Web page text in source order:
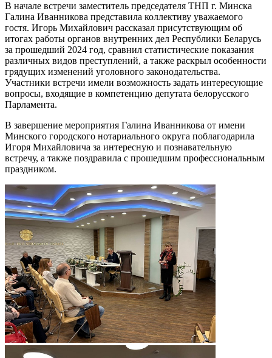
В начале встречи заместитель председателя ТНП г. Минска
Галина Иванникова представила коллективу уважаемого
гостя. Игорь Михайлович рассказал присутствующим об
итогах работы органов внутренних дел Республики Беларусь
за прошедший 2024 год, сравнил статистические показания
различных видов преступлений, а также раскрыл особенности
грядущих изменений уголовного законодательства.
Участники встречи имели возможность задать интересующие
вопросы, входящие в компетенцию депутата белорусского
Парламента.
В завершение мероприятия Галина Иванникова от имени
Минского городского нотариального округа поблагодарила
Игоря Михайловича за интересную и познавательную
встречу, а также поздравила с прошедшим профессиональным
праздником.